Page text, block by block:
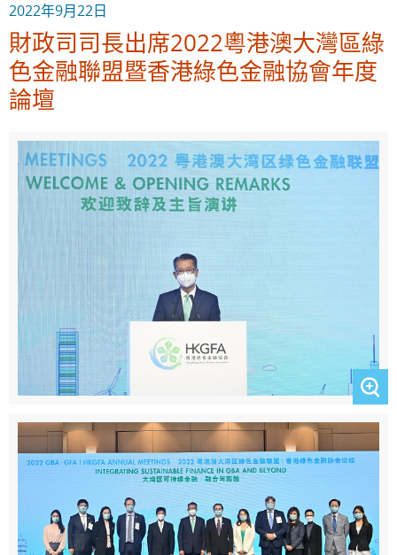
2022年9月22日
財政司司長出席2022粵港澳大灣區綠
色金融聯盟暨香港綠色金融協會年度
論壇